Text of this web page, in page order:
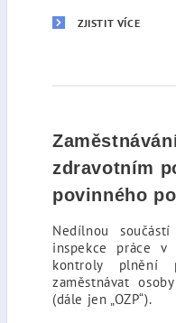
ZJISTIT VÍCE
zdravotním
povinného
Nedílnou
inspekce práce v
kontroly plnění
zaměstnávat
(dále jen „OZP“).